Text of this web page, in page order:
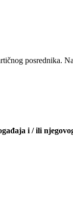
posrednika.
i / ili